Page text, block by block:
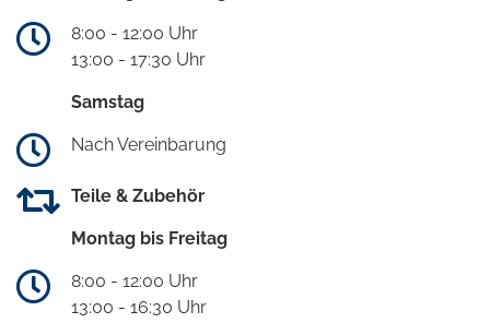
8:00 - 12:00 Uhr
13:00 - 17:30 Uhr
Samstag
Nach Vereinbarung
Teile & Zubehör
Montag bis Freitag
8:00 - 12:00 Uhr
13:00 - 16:30 Uhr